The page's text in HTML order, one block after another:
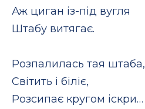
Аж циган із-під вугля
Штабу витягає.
Розпалилась тая штаба,
Світить і біліє,
Розсипає кругом іскри…